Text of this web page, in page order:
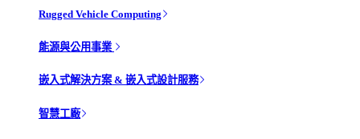
Rugged Vehicle Computing
能源與公用事業
嵌入式解決方案 & 嵌入式設計服務
智慧工廠